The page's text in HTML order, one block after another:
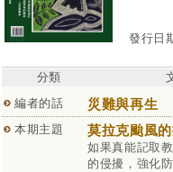
發行日
分類
編者的話
災難與再生
本期主題 莫拉克颱風
如果真能記取
的侵擾，強化